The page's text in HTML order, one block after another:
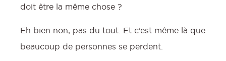
doit être la même chose ?
Eh bien non, pas du tout. Et c’est même là que
beaucoup de personnes se perdent.